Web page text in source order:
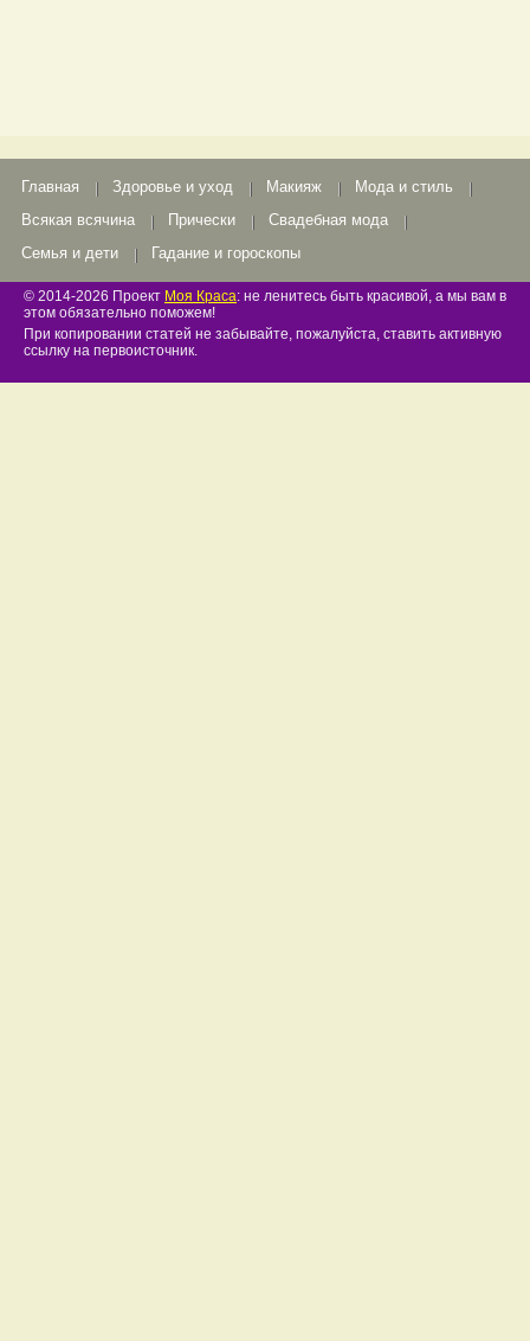
Главная Здоровье и уход Макияж
Мода и стиль
Всякая всячина
Прически
Свадебная мода
Семья и дети
Гадание и гороскопы
© 2014-2026 Проект Моя Краса: не ленитесь быть красивой, а мы вам в
этом обязательно поможем!
При копировании статей не забывайте, пожалуйста, ставить активную
ссылку на первоисточник.